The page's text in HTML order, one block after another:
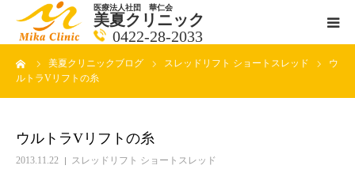
医療法人社団 華仁会
美夏クリニック
0422-28-2033
美夏クリニックブログ スレッドリフト ショートスレッド
ウ
ルトラVリフトの糸
ウルトラVリフトの糸
2013.11.22 スレッドリフト ショートスレッド
医師紹介
クリニックの紹介